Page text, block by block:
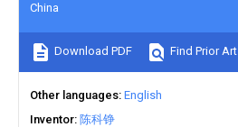
China
Download PDF Find Prior Art
Other languages English
Inventor 陈科铮